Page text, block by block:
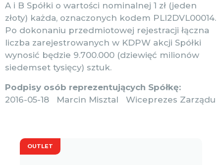
A i B Spółki o wartości nominalnej 1 zł (jeden
złoty) każda, oznaczonych kodem PLI2DVL00014.
Po dokonaniu przedmiotowej rejestracji łączna
liczba zarejestrowanych w KDPW akcji Spółki
wynosić będzie 9.700.000 (dziewięć milionów
siedemset tysięcy) sztuk.
Podpisy osób reprezentujących Spółkę:
2016-05-18 Marcin Misztal Wiceprezes Zarządu
OUTLET